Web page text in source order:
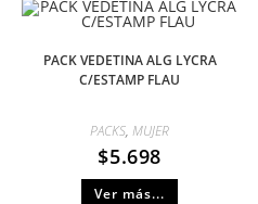
PACK VEDETINA ALG LYCRA
C/ESTAMP FLAU
PACKS,MUJER
$5.698
Ver más...